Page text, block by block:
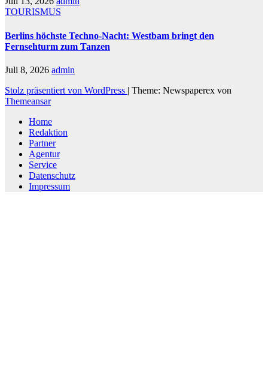
TOURISMUS
Berlins höchste Techno-Nacht: Westbam bringt den
Fernsehturm zum Tanzen
Juli 8, 2026 admin
Stolz präsentiert von WordPress | Theme: Newspaperex von
Themeansar
Home
Redaktion
Partner
Agentur
Service
Datenschutz
Impressum